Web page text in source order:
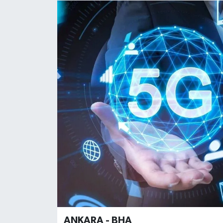
ANKARA - BHA